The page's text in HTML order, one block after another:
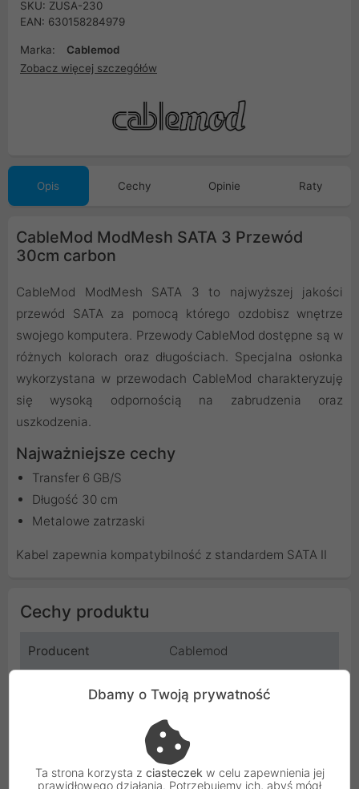
SKU: ZUSA-230
EAN: 630158284979
Marka:
Cablemod
Zobacz więcej szczegółów
Opis Cechy Opinie Raty
CableMod ModMesh SATA 3 Przewód
30cm carbon
CableMod ModMesh SATA 3 to najwyższej jakości
przewód SATA za pomocą którego ozdobisz wnętrze
swojego komputera. Przewody CableMod dostępne są w
różnych kolorach oraz długościach. Specjalna osłonka
wykorzystana w przewodach CableMod charakteryzuję
się wysoką odpornością na zabrudzenia oraz
uszkodzenia.
Najważniejsze cechy
Transfer 6 GB/S
Długość 30 cm
Metalowe zatrzaski
Kabel zapewnia kompatybilność z standardem SATA II
Cechy produktu
Producent Cablemod
CM-CAB-SATA-N30KC-R
ZUSA-230
EAN 630158284979
Dbamy o Twoją prywatność
Ta strona korzysta z ciasteczekw celu zapewnienia jej
prawidłowego działania. Potrzebujemy ich, abyś mógł